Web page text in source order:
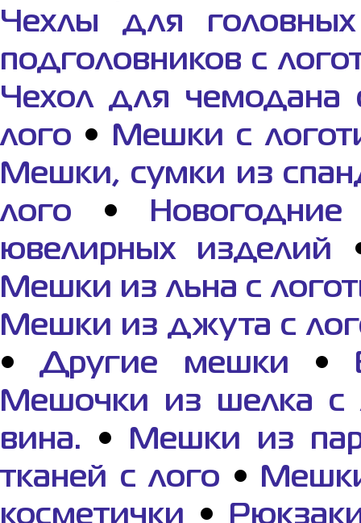
Чехлы для
подголовников с
Чехол для чемодана
лого •
Мешки с
Мешки, сумки из
лого •
ювелирных изделий
Мешки из льна с
Мешки из джута с
•Другие мешки •
Мешочки из шелка с
вина. •
Мешки из
тканей с лого •
косметички •